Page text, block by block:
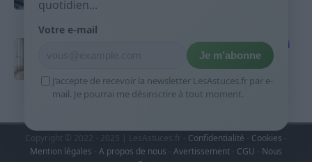
9 avril 2026
Sport 10 minutes par jour est-ce utile et quoi
9 avril 2026
Copyright © 2022 - 2025 | LesAstuces.fr - Confidentialité Cookies -
Mention légales - A propos de nous - Avertissement - CGU - Nous
quotidien...
Votre e-mail
Je m’abonne
J’accepte de recevoir la newsletter LesAstuces.fr par e-
mail. Je pourrai me désinscrire à tout moment.